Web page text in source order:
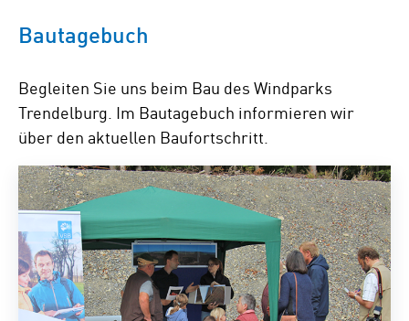
Bautagebuch
Begleiten Sie uns beim Bau des Windparks
Trendelburg. Im Bautagebuch informieren wir
über den aktuellen Baufortschritt.